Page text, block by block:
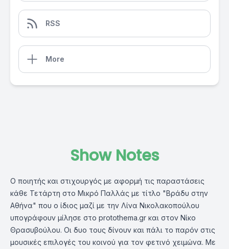
RSS
More
Show Notes
Ο ποιητής και στιχουργός με αφορμή τις παραστάσεις
κάθε Τετάρτη στο Μικρό Παλλάς με τίτλο "Βράδυ στην
Αθήνα" που ο ίδιος μαζί με την Λίνα Νικολακοπούλου
υπογράφουν μίλησε στο protothema.gr και στον Νίκο
Θρασυβούλου. Οι δυο τους δίνουν και πάλι το παρόν στις
μουσικές επιλογές του κοινού για τον φετινό χειμώνα. Με